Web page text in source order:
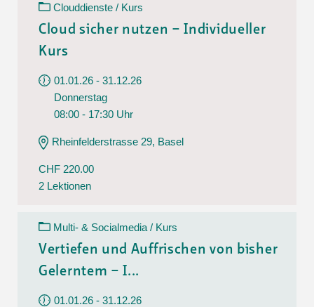
Clouddienste / Kurs
Cloud sicher nutzen – Individueller
Kurs
01.01.26 - 31.12.26
Donnerstag
08:00 - 17:30 Uhr
Rheinfelderstrasse 29, Basel
CHF 220.00
2 Lektionen
Multi- & Socialmedia / Kurs
Vertiefen und Auffrischen von bisher
Gelerntem – I...
01.01.26 - 31.12.26